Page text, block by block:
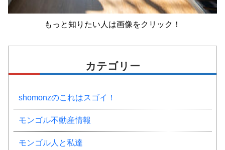
もっと知りたい人は画像をクリック！
カテゴリー
shomonzのこれはスゴイ！
モンゴル不動産情報
モンゴル人と私達